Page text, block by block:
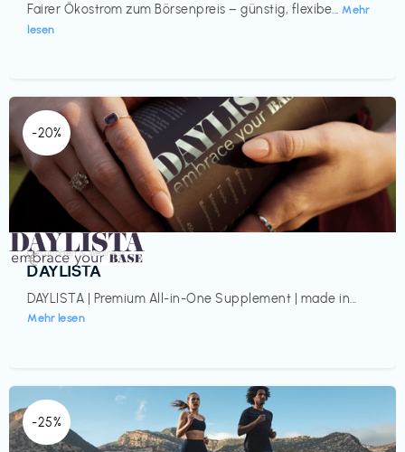
Fairer Ökostrom zum Börsenpreis – günstig, flexibe... Mehr
lesen
-20%
Gesundheit & Wellness
DAYLISTA
DAYLISTA | Premium All-in-One Supplement | made in...
Mehr lesen
€‎
-25%